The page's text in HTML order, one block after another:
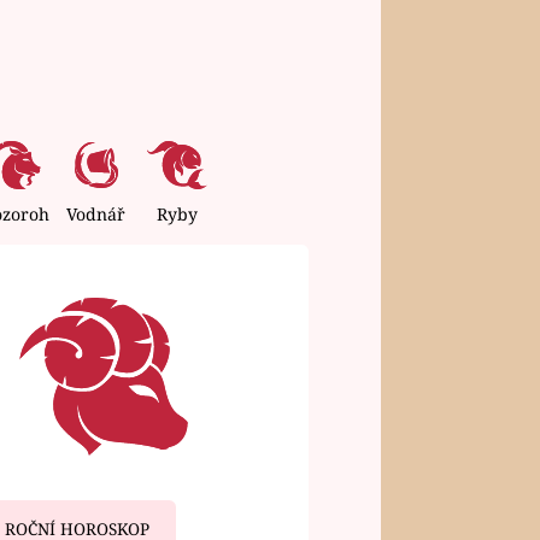
Vodnář Ryby
ROČNÍ HOROSKOP